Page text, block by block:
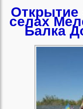
Открытие
селах
Балка